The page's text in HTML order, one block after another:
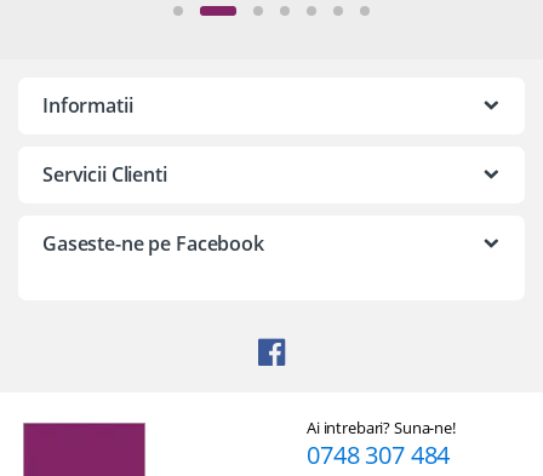
Informatii
Servicii Clienti
Gaseste-ne pe Facebook
Ai intrebari? Suna-ne!
0748 307 484